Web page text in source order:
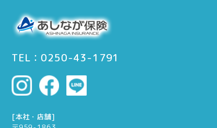
TEL：0250-43-1791
[本社・店舗]